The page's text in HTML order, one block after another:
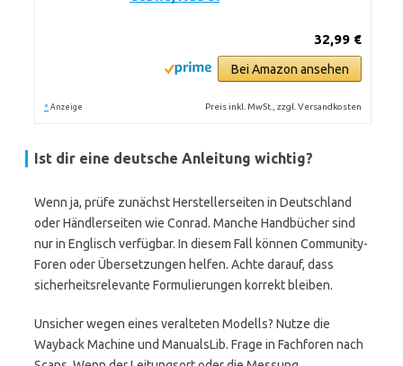
32,99 €
Bei Amazon ansehen
* Anzeige Preis inkl. MwSt., zzgl. Versandkosten
Ist dir eine deutsche Anleitung wichtig?
Wenn ja, prüfe zunächst Herstellerseiten in Deutschland
oder Händlerseiten wie Conrad. Manche Handbücher sind
nur in Englisch verfügbar. In diesem Fall können Community-
Foren oder Übersetzungen helfen. Achte darauf, dass
sicherheitsrelevante Formulierungen korrekt bleiben.
Unsicher wegen eines veralteten Modells? Nutze die
Wayback Machine und ManualsLib. Frage in Fachforen nach